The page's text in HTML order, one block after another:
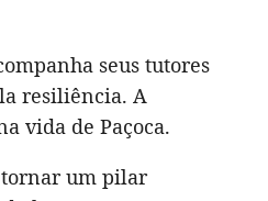
seus tutores
resiliência. A
vida de Paçoca.
tornar um pilar